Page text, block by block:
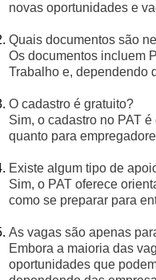
novas oportunidades e
Quais documentos são
Os documentos incluem
Trabalho e, dependendo
O cadastro é gratuito?
Sim, o cadastro no PAT
quanto para
Existe algum tipo de
Sim, o PAT oferece
como se preparar para
As vagas são apenas
Embora a maioria das
oportunidades que